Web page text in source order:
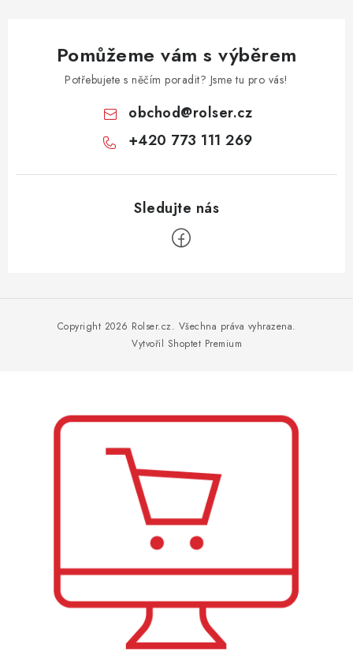
Pomůžeme vám s výběrem
Potřebujete s něčím poradit? Jsme tu pro vás!
obchod@rolser.cz
+420 773 111 269
Vytvořil Shoptet Premium
Copyright 2026 Rolser.cz. Všechna práva vyhrazena.